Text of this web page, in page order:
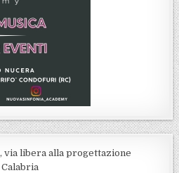
via libera alla progettazione